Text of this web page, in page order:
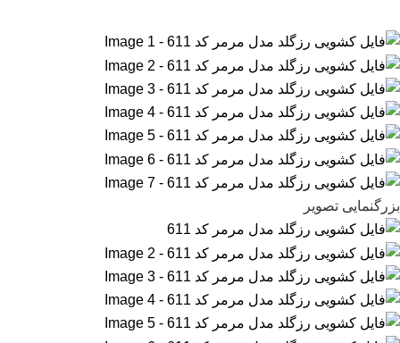
بزرگنمایی تصویر